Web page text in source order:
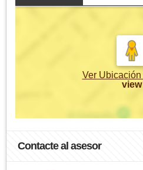
Ver Ubicación
view
Contacte al asesor